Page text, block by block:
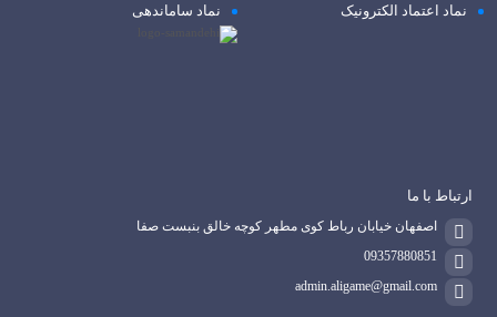
نماد اعتماد الکترونیک نماد ساماندهی
ارتباط با ما
اصفهان خیابان رباط کوی مطهر کوچه خالق بنبست صفا
09357880851
admin.aligame@gmail.com